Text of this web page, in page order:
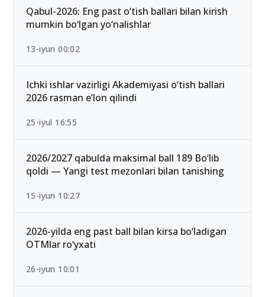
Qabul-2026: Eng past o‘tish ballari bilan kirish
mumkin bo‘lgan yo‘nalishlar
13-iyun 00:02
Ichki ishlar vazirligi Akademiyasi o‘tish ballari
2026 rasman e’lon qilindi
25-iyul 16:55
2026/2027 qabulda maksimal ball 189 Bo‘lib
qoldi — Yangi test mezonlari bilan tanishing
15-iyun 10:27
2026-yilda eng past ball bilan kirsa bo‘ladigan
OTMlar ro‘yxati
26-iyun 10:01